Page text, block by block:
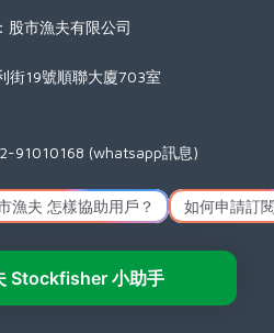
股市漁夫有限公司
街19號順聯大廈703室
91010168 (whatsapp訊息)
除外) 09:00 至 17:30
fromwww.flaticon.com